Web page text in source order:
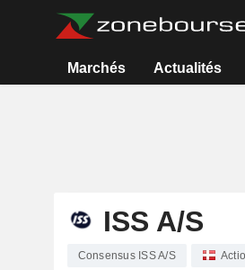
Marchés Actualités
ISS A/S
Consensus ISS A/S